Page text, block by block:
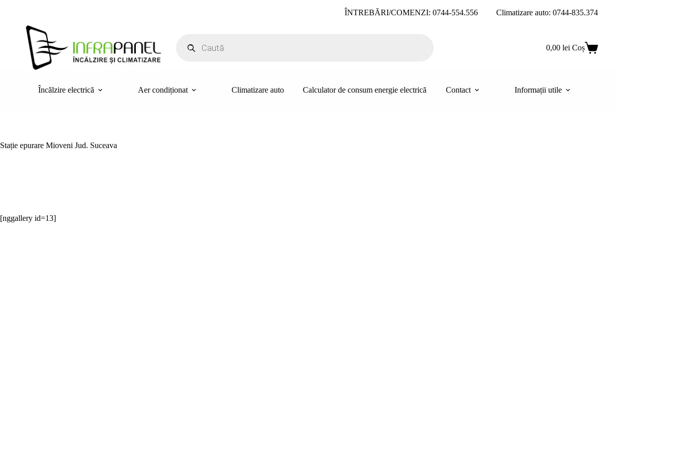
ÎNTREBĂRI/COMENZI: 0744-554.556 Climatizare auto: 0744-835.374
search
0,00 lei Coș
Încălzire electrică Aer condiționat Climatizare auto Calculator de consum energie electrică Contact Informații utile
Stație epurare Mioveni Jud. Suceava
[nggallery id=13]